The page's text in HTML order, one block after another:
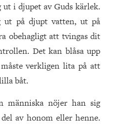
i djupet av Guds kärlek.
på djupt vatten, ut på
obehagligt att tvingas dit
Det kan blåsa upp
verkligen lita på att
båt.
människa nöjer han sig
av honom eller henne.